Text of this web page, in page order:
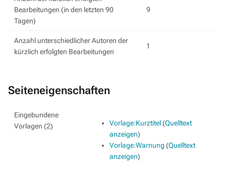
Bearbeitungen (in den letzten 90
Tagen)
9
Anzahl unterschiedlicher Autoren der
kürzlich erfolgten Bearbeitungen
1
Seiteneigenschaften
Eingebundene
Vorlagen (2)
Vorlage:Kurztitel(Quelltext
anzeigen)
Vorlage:Warnung (Quelltext
anzeigen)